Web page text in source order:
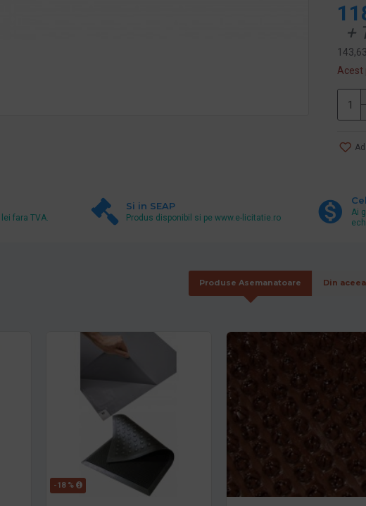
+
Acest
fara TVA.
Si in SEAP
Produs disponibil si pe www.e-licitatie.ro
Ai
Produse Asemanatoare Din
-18 %